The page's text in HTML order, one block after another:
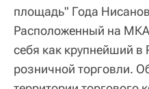
площадь" Года
Расположенный на
себя как крупнейший в
розничной торговли.